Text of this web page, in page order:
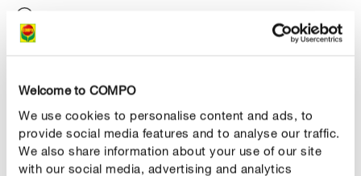
Welcome to COMPO
We use cookies to personalise content and ads, to
provide social media features and to analyse our traffic.
We also share information about your use of our site
with our social media, advertising and analytics
optimální zásobování rostlin živinami po dobu až 8
týdnů
kyprá vzdušná struktura zabraňuje díky piniové kůře
přemočení a hnilobě kořenů